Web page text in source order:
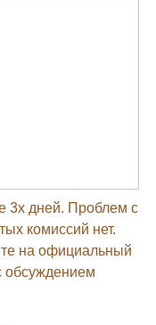
3х дней. Проблем с
комиссий нет.
на официальный
обсуждением